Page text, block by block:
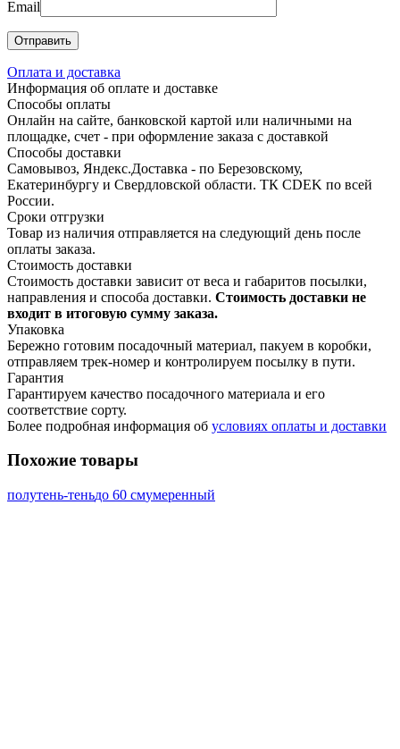
Email
Оплата и доставка
Информация об оплате и доставке
Способы оплаты
Онлайн на сайте, банковской картой или наличными на
площадке, счет - при оформление заказа с доставкой
Способы доставки
Самовывоз, Яндекс.Доставка - по Березовскому,
Екатеринбургу и Свердловской области. ТК CDEK по всей
России.
Сроки отгрузки
Товар из наличия отправляется на следующий день после
оплаты заказа.
Стоимость доставки
Стоимость доставки зависит от веса и габаритов посылки,
направления и способа доставки. Стоимость доставки не
входит в итоговую сумму заказа.
Упаковка
Бережно готовим посадочный материал, пакуем в коробки,
отправляем трек-номер и контролируем посылку в пути.
Гарантия
Гарантируем качество посадочного материала и его
соответствие сорту.
Более подробная информация об условиях оплаты и доставки
Похожие товары
полутень-теньдо 60 смумеренный